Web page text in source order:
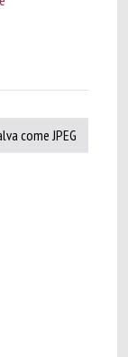
come JPEG